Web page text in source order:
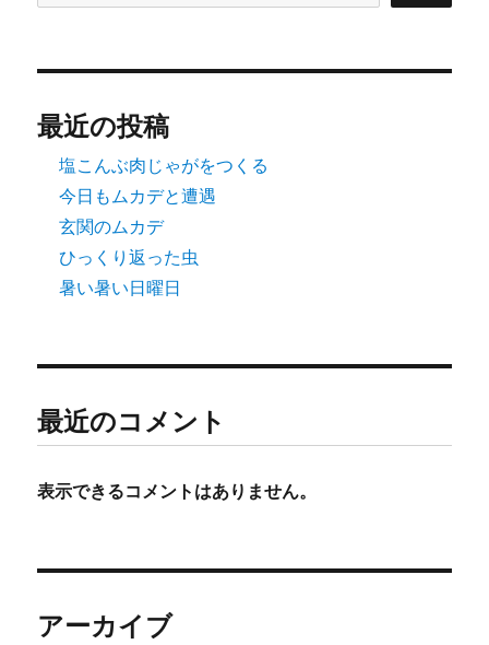
最近の投稿
塩こんぶ肉じゃがをつくる
今日もムカデと遭遇
玄関のムカデ
ひっくり返った虫
暑い暑い日曜日
最近のコメント
表示できるコメントはありません。
アーカイブ